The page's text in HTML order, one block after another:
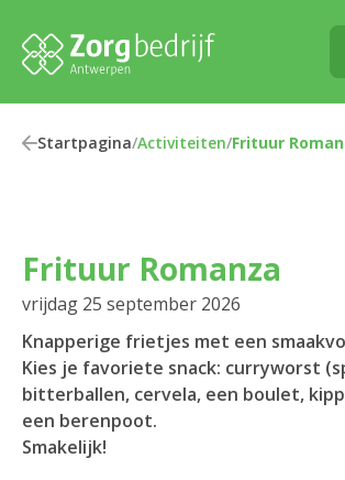
Startpagina/Activiteiten/Frituur
Frituur Romanza
vrijdag 25 september 2026
Knapperige frietjes met een
Kies je favoriete snack: curryworst
bitterballen, cervela, een boulet,
een berenpoot.
Smakelijk!